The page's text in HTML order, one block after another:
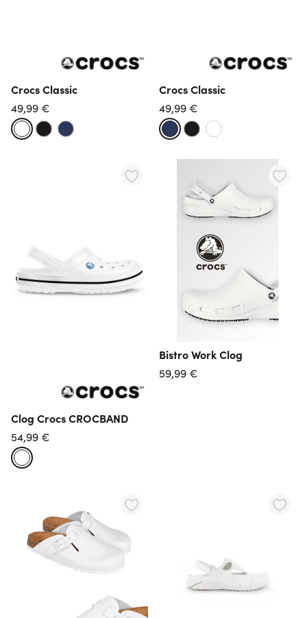
Crocs Classic
49,99 €
Crocs Classic
49,99 €
Clog Crocs CROCBAND
54,99 €
Bistro Work Clog
59,99 €